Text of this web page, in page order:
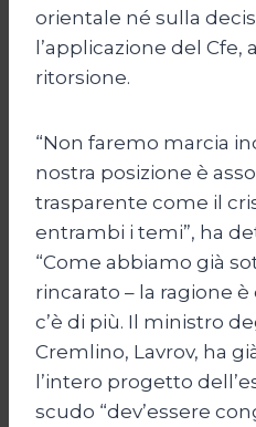
orientale né sulla
l’applicazione del Cfe,
ritorsione.
“Non faremo marcia
nostra posizione è
trasparente come il
entrambi i temi”, ha
“Come abbiamo già
rincarato – la ragione è
c’è di più. Il ministro
Cremlino, Lavrov, ha
l’intero progetto
scudo “dev’essere